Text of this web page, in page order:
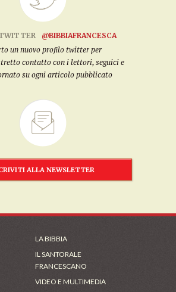
@BIBBIAFRANCESCA
un nuovo profilo twitter per
contatto con i lettori, seguici e
su ogni articolo pubblicato
ALLA NEWSLETTER
LA BIBBIA
IL SANTORALE
FRANCESCANO
VIDEO E MULTIMEDIA